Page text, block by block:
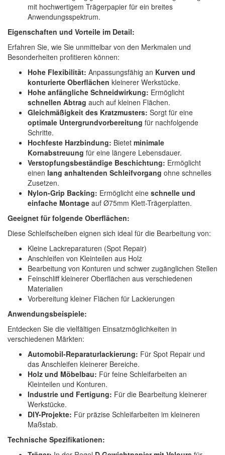
mit hochwertigem Trägerpapier für ein breites
Anwendungsspektrum.
Eigenschaften und Vorteile im Detail:
Erfahren Sie, wie Sie unmittelbar von den Merkmalen und
Besonderheiten profitieren können:
Hohe Flexibilität: Anpassungsfähig an Kurven und
konturierte Oberflächen kleinerer Werkstücke.
Hohe anfängliche Schneidwirkung: Ermöglicht
schnellen Abtrag auch auf kleinen Flächen.
Gleichmäßigkeit des Kratzmusters: Sorgt für eine
optimale Untergrundvorbereitung für nachfolgende
Schritte.
Hochfeste Harzbindung: Bietet minimale
Kornabstreuung für eine längere Lebensdauer.
Verstopfungsbeständige Beschichtung: Ermöglicht
einen lang anhaltenden Schleifvorgang ohne schnelles
Zusetzen.
Nylon-Grip Backing: Ermöglicht eine schnelle und
einfache Montage auf Ø75mm Klett-Trägerplatten.
Geeignet für folgende Oberflächen:
Diese Schleifscheiben eignen sich ideal für die Bearbeitung von:
Kleine Lackreparaturen (Spot Repair)
Anschleifen von Kleinteilen aus Holz
Bearbeitung von Konturen und schwer zugänglichen Stellen
Feinschliff kleinerer Oberflächen aus verschiedenen
Materialien
Vorbereitung kleiner Flächen für Lackierungen
Anwendungsbeispiele:
Entdecken Sie die vielfältigen Einsatzmöglichkeiten in
verschiedenen Märkten:
Automobil-Reparaturlackierung: Für Spot Repair und
das Anschleifen kleinerer Bereiche.
Holz und Möbelbau: Für feine Schleifarbeiten an
Kleinteilen und Konturen.
Industrie und Fertigung: Für die Bearbeitung kleinerer
Werkstücke.
DIY-Projekte: Für präzise Schleifarbeiten im kleineren
Maßstab.
Technische Spezifikationen: